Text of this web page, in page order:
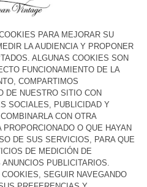
€ 45
€ 22,50
€ 15,75
SUJETADOR MUJER BOBYPARK
€ 45
€ 22,50
€ 18
BODY MUJER ODYL
€ 75
€ 37,50
€ 26,25
BRAGAS MUJER
MASSACHUSETTS
€ 35